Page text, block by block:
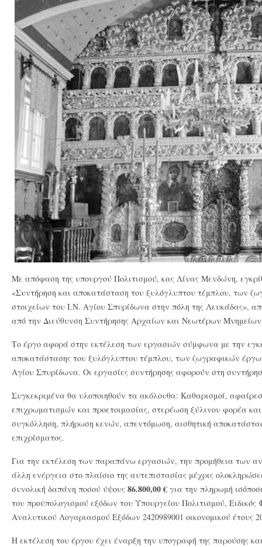
Με απόφαση της υπουργού Πολιτισμού, κας Λίνας Μενδώνη,
«Συντήρηση και αποκατάσταση του ξυλόγλυπτου τέμπλου, των
στοιχείων του Ι.Ν. Αγίου Σπυρίδωνα στην πόλη της Λευκάδας»,
από την Διεύθυνση Συντήρησης Αρχαίων και Νεωτέρων
Το έργο αφορά στην εκτέλεση των εργασιών σύμφωνα με την
αποκατάστασης του ξυλόγλυπτου τέμπλου, των ζωγραφικών
Αγίου Σπυρίδωνα. Οι εργασίες συντήρησης αφορούν στη
Συγκεκριμένα θα υλοποιηθούν τα ακόλουθα: Καθαρισμοί,
επιχρωματισμών και προετοιμασίας, στερέωση ξύλινου φορέα
συγκόλληση, πλήρωση κενών, απεντόμωση, αισθητική
επιχρίσματος.
Για την εκτέλεση των παραπάνω εργασιών, την προμήθεια των
άλλη ενέργεια στο πλαίσιο της αυτεπιστασίας μέχρις
συνολική δαπάνη ποσού ύψους 86.800,00 € για την πληρωμή
του προϋπολογισμού εξόδων του Υπουργείου Πολιτισμού, Ειδικός
Αναλυτικού Λογαριασμού Εξόδων 2420989001 οικονομικού έτους
Η εκτέλεση του έργου έχει έναρξη την υπογραφή της παρούσης